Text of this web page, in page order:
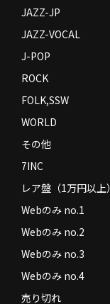
JAZZ-JP
JAZZ-VOCAL
J-POP
ROCK
FOLK,SSW
WORLD
その他
7INC
レア盤（1万円以上）
Webのみ no.1
Webのみ no.2
Webのみ no.3
Webのみ no.4
売り切れ